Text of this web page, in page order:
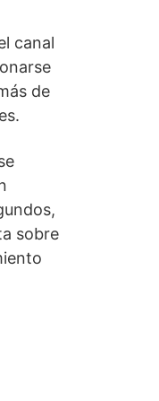
canal
de
sobre